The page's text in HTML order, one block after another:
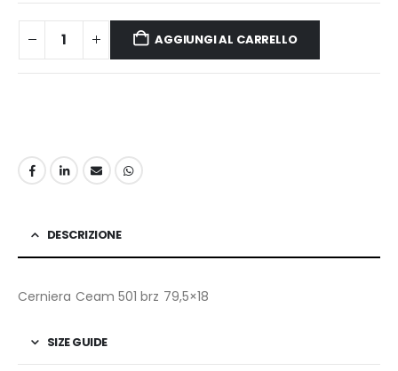
AGGIUNGI AL CARRELLO
DESCRIZIONE
Cerniera Ceam 501 brz 79,5×18
SIZE GUIDE